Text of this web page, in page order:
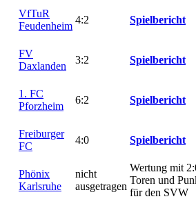
VfTuR
Feudenheim
4:2 Spielbericht
FV
Daxlanden
3:2 Spielbericht
1. FC
Pforzheim
6:2 Spielbericht
Freiburger
FC
4:0 Spielbericht
Phönix
Karlsruhe
nicht
ausgetragen
Wertung mit
Toren und
für den SVW